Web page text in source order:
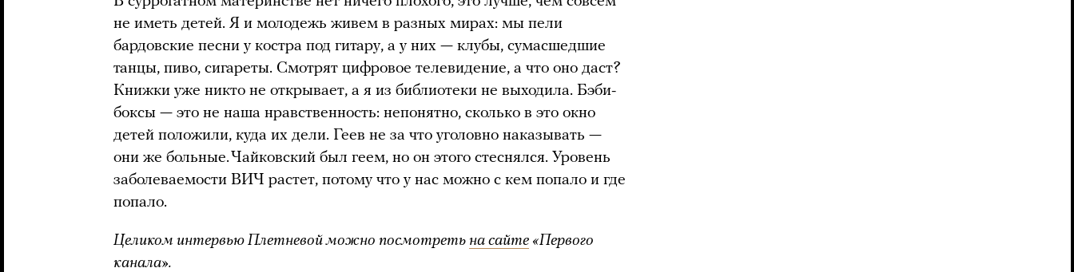
не иметь детей. Я и молодежь живем в разных мирах: мы пели
бардовские песни у костра под гитару, а у них — клубы, сумасшедшие
танцы, пиво, сигареты. Смотрят цифровое телевидение, а что оно даст?
Книжки уже никто не открывает, а я из библиотеки не выходила. Бэби-
боксы — это не наша нравственность: непонятно, сколько в это окно
детей положили, куда их дели. Геев не за что уголовно наказывать —
они же больные. Чайковский был геем, но он этого стеснялся. Уровень
заболеваемости ВИЧ растет, потому что у нас можно с кем попало и где
попало.
Целиком интервью Плетневой можно посмотреть на сайте «Первого
канала».